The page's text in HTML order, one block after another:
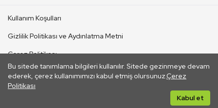
Bu sitede tanımlama bilgileri kullanılır. Sitede gezinmeye devam
ederek, çerez kullanımımızı kabul etmiş olursunuz.Çerez
Politikası
Kabul et
CANLI YAYINLAR
Kullanım Koşulları
Gizlilik Politikası ve Aydınlatma Metni
Çerez Politikası
İletişim
Her hakkı saklıdır. ©2026 TRT. Bağlantı yoluyla gidilen dış